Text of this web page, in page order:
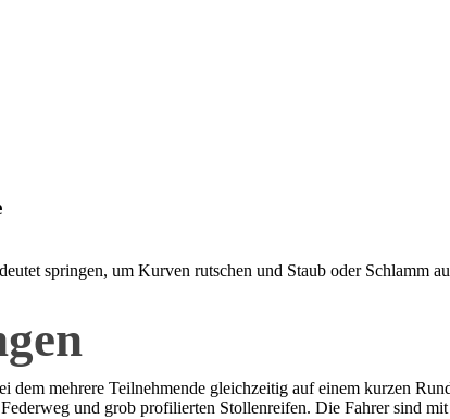
springen, um Kurven rutschen und Staub oder
dem mehrere Teilnehmende gleichzeitig auf einem kurzen
und grob profilierten Stollenreifen. Die Fahrer sind mit